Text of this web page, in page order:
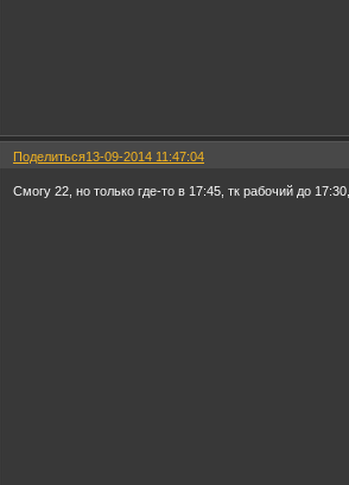
Поделиться13-09-2014 11:47:04
Смогу 22, но только где-то в 17:45, тк рабочий до